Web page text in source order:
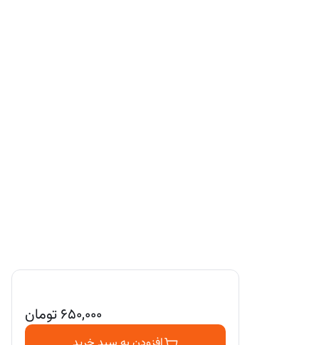
۶۵۰,۰۰۰تومان